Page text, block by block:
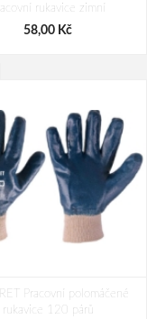
rukavice zimní
58,00 Kč
Pracovní rukavice
125,00 Kč
Pracovní polomáčené
rukavice 120 párů